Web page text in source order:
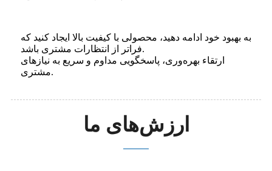
به بهبود خود ادامه دهید، محصولی با کیفیت بالا ایجاد کنید که
فراتر از انتظارات مشتری باشد.
ارتقاء بهره‌وری، پاسخگویی مداوم و سریع به نیازهای
مشتری.
ارزش‌های ما